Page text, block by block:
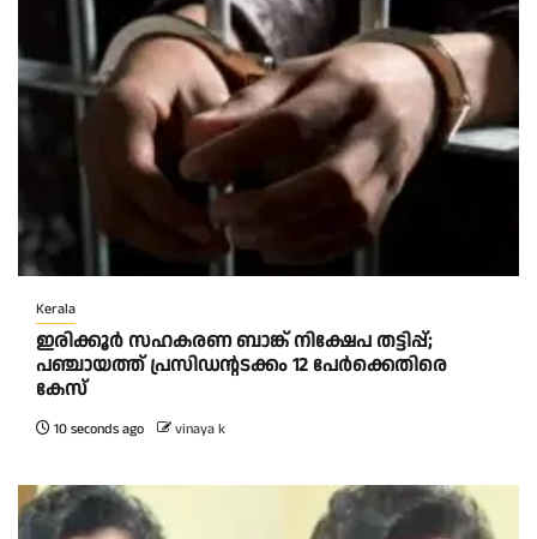
Kerala
ഇരിക്കൂർ സഹകരണ ബാങ്ക് നിക്ഷേപ തട്ടിപ്പ്;
പഞ്ചായത്ത് പ്രസിഡൻ്റടക്കം 12 പേർക്കെതിരെ
കേസ്
10 seconds ago vinaya k